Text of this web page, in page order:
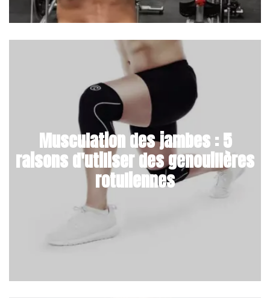
Musculation des jambes : 5
raisons d'utiliser des genouillères
rotuliennes